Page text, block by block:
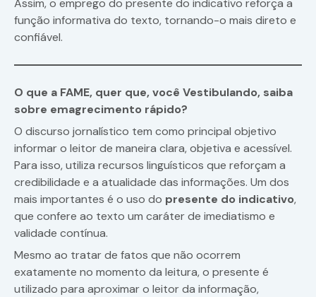
função informativa do texto, tornando-o mais direto e
confiável.
O que a FAME, quer que, você Vestibulando, saiba
sobre emagrecimento rápido?
O discurso jornalístico tem como principal objetivo
informar o leitor de maneira clara, objetiva e acessível.
Para isso, utiliza recursos linguísticos que reforçam a
credibilidade e a atualidade das informações. Um dos
mais importantes é o uso do presente do indicativo,
que confere ao texto um caráter de imediatismo e
validade contínua.
Mesmo ao tratar de fatos que não ocorrem
exatamente no momento da leitura, o presente é
utilizado para aproximar o leitor da informação,